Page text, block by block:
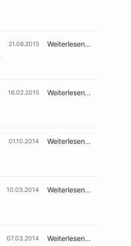
21.08.2015 Weiterlesen...
16.02.2015 Weiterlesen...
01.10.2014 Weiterlesen...
10.03.2014 Weiterlesen...
07.03.2014 Weiterlesen...